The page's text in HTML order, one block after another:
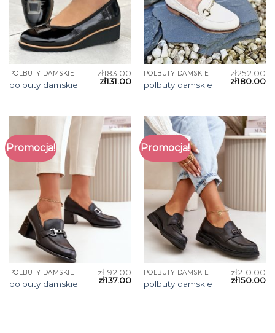
POLBUTY DAMSKIE
polbuty damskie
zł183.00
zł131.00
POLBUTY DAMSKIE
polbuty damskie
zł252.00
zł180.00
Promocja!
POLBUTY DAMSKIE
polbuty damskie
zł192.00
zł137.00
Promocja!
POLBUTY DAMSKIE
polbuty damskie
zł210.00
zł150.00